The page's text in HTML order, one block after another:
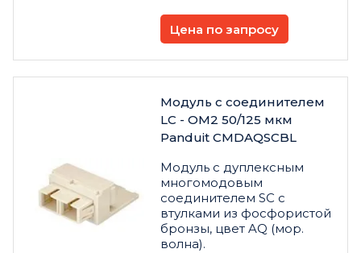
Цена по запросу
Модуль с соединителем
LC - OM2 50/125 мкм
Panduit CMDAQSCBL
Модуль с дуплексным
многомодовым
соединителем SC с
втулками из фосфористой
бронзы, цвет AQ (мор.
волна).